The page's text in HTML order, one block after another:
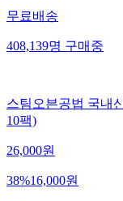
무료배송
408,139명 구매중
스팀오븐공법 국내
10팩)
26,000원
38%16,000원